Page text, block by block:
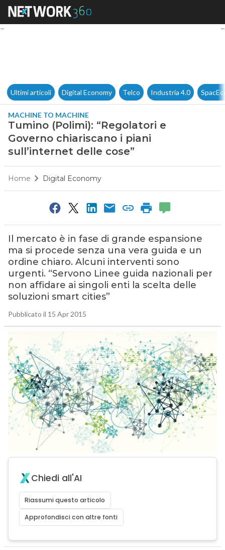
Tumino (Polimi): “Regolatori
Ultimi articoli Digital Economy Telco Industria 4.0
MACHINE TO MACHINE
Tumino (Polimi): “Regolatori e
Governo chiariscano i piani
sull’internet delle cose”
Home Digital Economy
Il mercato è in fase di grande espansione
ma si procede senza una vera guida e un
ordine chiaro. Alcuni interventi sono
urgenti. “Servono Linee guida nazionali per
non affidare ai singoli enti la scelta delle
soluzioni smart cities”
Pubblicato il 15 Apr 2015
Chiedi all'AI
Riassumi questo articolo
Approfondisci con altre fonti